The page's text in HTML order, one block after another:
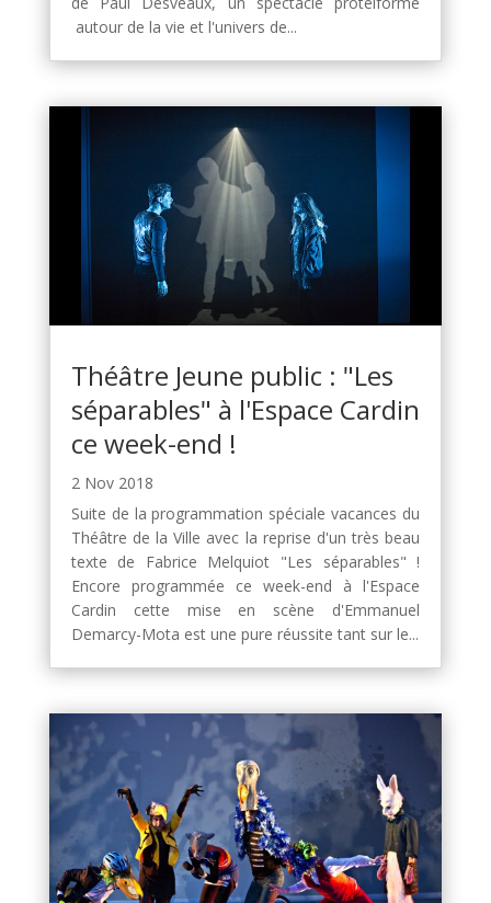
autour de la vie et l'univers de...
Théâtre Jeune public : "Les
séparables" à l'Espace Cardin
ce week-end !
2 Nov 2018
Suite de la programmation spéciale vacances du
Théâtre de la Ville avec la reprise d'un très beau
texte de Fabrice Melquiot "Les séparables" !
Encore programmée ce week-end à l'Espace
Cardin cette mise en scène d'Emmanuel
Demarcy-Mota est une pure réussite tant sur le...